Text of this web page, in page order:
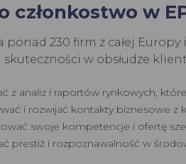
członkostwo w
ponad 230 firm z całej
w obsłudze
z analiz i raportów rynkowych,
i rozwijać kontakty biznesowe
swoje kompetencje i ofertę
prestiż i rozpoznawalność w